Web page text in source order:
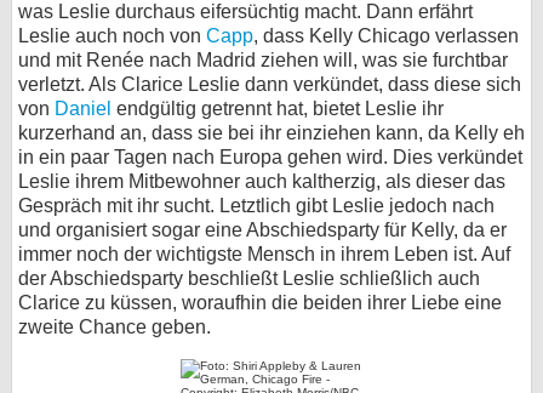
was Leslie durchaus eifersüchtig macht. Dann erfährt
Leslie auch noch von Capp, dass Kelly Chicago verlassen
und mit Renée nach Madrid ziehen will, was sie furchtbar
verletzt. Als Clarice Leslie dann verkündet, dass diese sich
von Daniel endgültig getrennt hat, bietet Leslie ihr
kurzerhand an, dass sie bei ihr einziehen kann, da Kelly eh
in ein paar Tagen nach Europa gehen wird. Dies verkündet
Leslie ihrem Mitbewohner auch kaltherzig, als dieser das
Gespräch mit ihr sucht. Letztlich gibt Leslie jedoch nach
und organisiert sogar eine Abschiedsparty für Kelly, da er
immer noch der wichtigste Mensch in ihrem Leben ist. Auf
der Abschiedsparty beschließt Leslie schließlich auch
Clarice zu küssen, woraufhin die beiden ihrer Liebe eine
zweite Chance geben.